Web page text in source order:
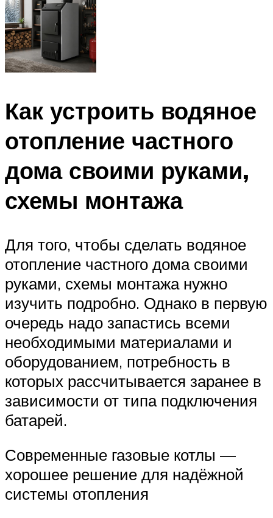
Как устроить водяное
отопление частного
дома своими руками,
схемы монтажа
Для того, чтобы сделать водяное
отопление частного дома своими
руками, схемы монтажа нужно
изучить подробно. Однако в первую
очередь надо запастись всеми
необходимыми материалами и
оборудованием, потребность в
которых рассчитывается заранее в
зависимости от типа подключения
батарей.
Современные газовые котлы —
хорошее решение для надёжной
системы отопления